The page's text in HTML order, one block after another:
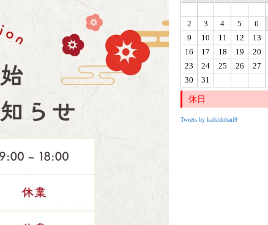
2
3 4 5 6
9
10 11 12 13
16
17 18 19 20
23
24 25 26 27
30
31
休日
Tweets by kaikidohari9